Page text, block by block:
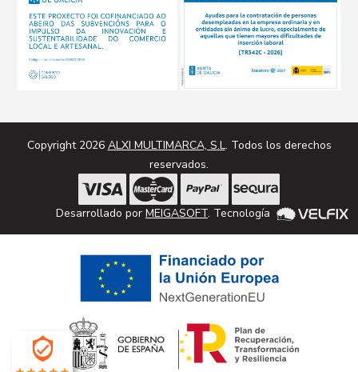
Copyright 2026 ALXI MULTIMARCA, S.L. Todos los derechos
reservados.
Desarrollado por MEIGASOFT. Tecnología